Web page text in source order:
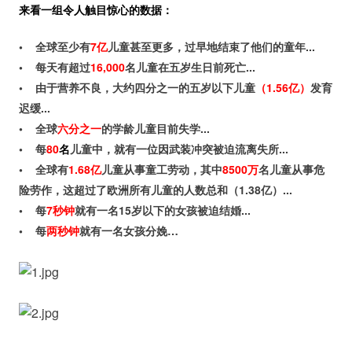
来看一组令人触目惊心的数据：
• 全球至少有7亿儿童甚至更多，过早地结束了他们的童年...
• 每天有超过16,000名儿童在五岁生日前死亡...
• 由于营养不良，大约四分之一的五岁以下儿童 （1.56亿） 发育
迟缓...
• 全球六分之一的学龄儿童目前失学...
• 每80名 儿童中，就有一位因武装冲突被迫流离失所...
• 全球有1.68亿儿童从事童工劳动，其中8500万名儿童从事危
险劳作，这超过了欧洲所有儿童的人数总和（1.38亿）...
• 每7秒钟就有一名15岁以下的女孩被迫结婚...
• 每两秒钟就有一名女孩分娩…